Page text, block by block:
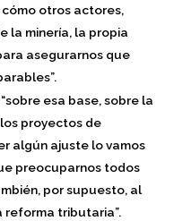
otros actores,
la minería, la propia
asegurarnos que
“sobre esa base, sobre la
proyectos de
algún ajuste lo vamos
preocuparnos todos
por supuesto, al
reforma tributaria”.